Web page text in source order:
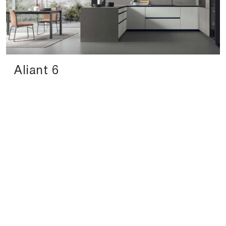
Aliant 6